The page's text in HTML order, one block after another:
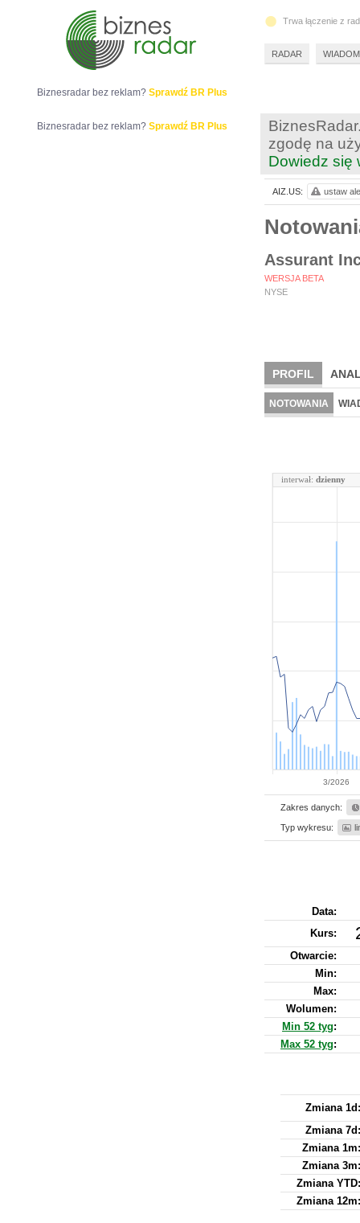
zgodę na
Dowiedz się
Assurant
WERSJA BETA
NYSE
PROFIL
NOTOWANIA
3/2026
interwał: dzienny
Zakres danych:
Typ wykresu:
Data:
Kurs:
Otwarcie:
Min:
Max:
Wolumen:
Min 52 tyg:
Max 52 tyg:
Zmiana 1d:
Zmiana 7d:
Zmiana 1m:
Zmiana 3m:
Zmiana YTD:
Zmiana 12m:
AIZ.US: ustaw
Biznesradar bez reklam? Sprawdź BR Plus
Biznesradar bez reklam? Sprawdź BR Plus
Trwa łączenie z
RADAR